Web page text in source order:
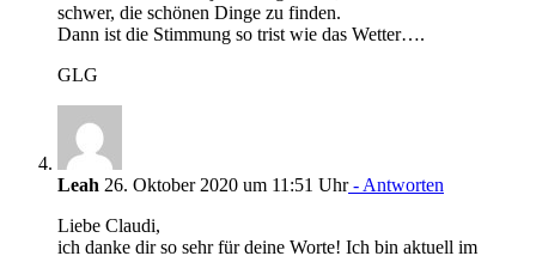
schwer, die schönen Dinge zu finden.
Dann ist die Stimmung so trist wie das Wetter….
GLG
Leah 26. Oktober 2020 um 11:51 Uhr- Antworten
Liebe Claudi,
ich danke dir so sehr für deine Worte! Ich bin aktuell im